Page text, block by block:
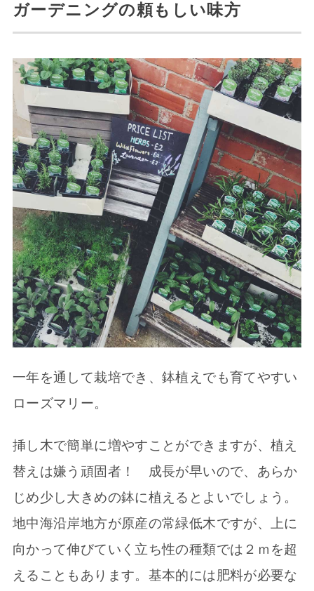
ガーデニングの頼もしい味方
一年を通して栽培でき、鉢植えでも育てやすい
ローズマリー。
挿し木で簡単に増やすことができますが、植え
替えは嫌う頑固者！ 成長が早いので、あらか
じめ少し大きめの鉢に植えるとよいでしょう。
地中海沿岸地方が原産の常緑低木ですが、上に
向かって伸びていく立ち性の種類では２ｍを超
えることもあります。基本的には肥料が必要な